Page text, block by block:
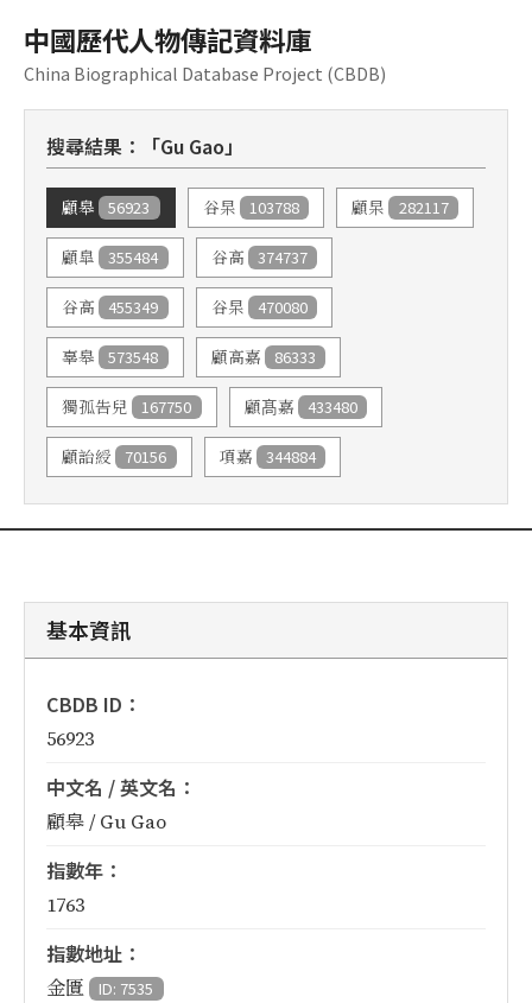
中國歷代人物傳記資料庫
China Biographical Database Project (CBDB)
搜尋結果：「Gu Gao」
顧皋 56923 谷杲 103788 顧杲 282117
顧皐 355484 谷高 374737
谷高 455349 谷杲 470080
辜皋 573548 顧高嘉 86333
獨孤告兒 167750 顧髙嘉 433480
顧詒綬 70156 項嘉 344884
基本資訊
CBDB ID：
56923
中文名 / 英文名：
顧皋 / Gu Gao
指數年：
1763
指數地址：
金匱 ID: 7535